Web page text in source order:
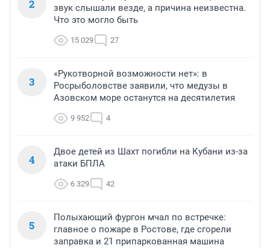
2
звук слышали везде, а причина неизвестна.
Что это могло быть
15 029 27
3
«Рукотворной возможности нет»: в
Росрыболовстве заявили, что медузы в
Азовском море останутся на десятилетия
9 952 4
4
Двое детей из Шахт погибли на Кубани из-за
атаки БПЛА
6 329 42
5
Полыхающий фургон мчал по встречке:
главное о пожаре в Ростове, где сгорели
заправка и 21 припаркованная машина